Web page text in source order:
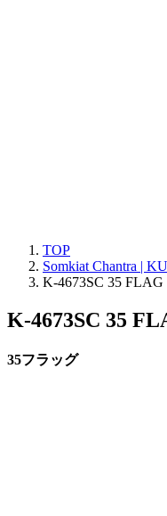
TOP
Somkiat Chantra |
K-4673SC 35 FLAG
K-4673SC 35
35フラッグ